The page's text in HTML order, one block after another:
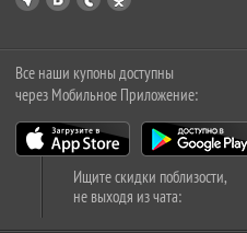
Все наши купоны доступны
через Мобильное Приложение:
Ищите скидки поблизости,
не выходя из чата: